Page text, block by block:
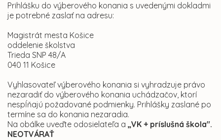
Prihlášku do výberového konania s uvedenými dokladmi
je potrebné zaslať na adresu:
Magistrát mesta Košice
oddelenie školstva
Trieda SNP 48/A
040 11 Košice
Vyhlasovateľ výberového konania si vyhradzuje právo
nezaradiť do výberového konania uchádzačov, ktorí
nespĺňajú požadované podmienky. Prihlášky zaslané po
termíne sa do konania nezaradia.
Na obálke uveďte odosielateľa a „VK + príslušná škola".
NEOTVÁRAŤ